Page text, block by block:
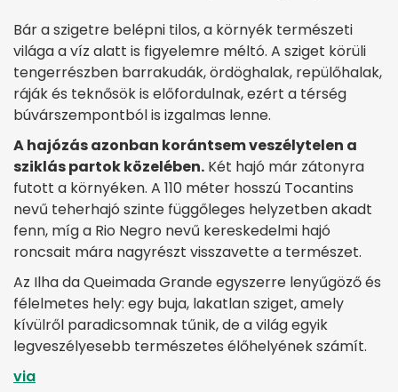
Bár a szigetre belépni tilos, a környék természeti
világa a víz alatt is figyelemre méltó. A sziget körüli
tengerrészben barrakudák, ördöghalak, repülőhalak,
ráják és teknősök is előfordulnak, ezért a térség
búvárszempontból is izgalmas lenne.
A hajózás azonban korántsem veszélytelen a
sziklás partok közelében. Két hajó már zátonyra
futott a környéken. A 110 méter hosszú Tocantins
nevű teherhajó szinte függőleges helyzetben akadt
fenn, míg a Rio Negro nevű kereskedelmi hajó
roncsait mára nagyrészt visszavette a természet.
Az Ilha da Queimada Grande egyszerre lenyűgöző és
félelmetes hely: egy buja, lakatlan sziget, amely
kívülről paradicsomnak tűnik, de a világ egyik
legveszélyesebb természetes élőhelyének számít.
via